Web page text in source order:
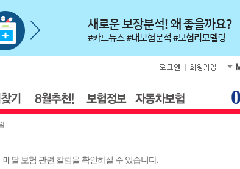
매달 보험 관련 칼럼을 확인하실 수 있습니다.